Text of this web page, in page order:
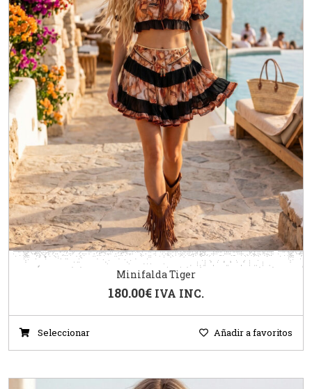
Minifalda Tiger
180.00€ IVA INC.
Seleccionar Añadir a favoritos